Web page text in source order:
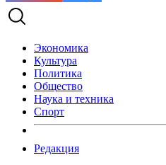
Экономика
Культура
Политика
Общество
Наука и техника
Спорт
Редакция